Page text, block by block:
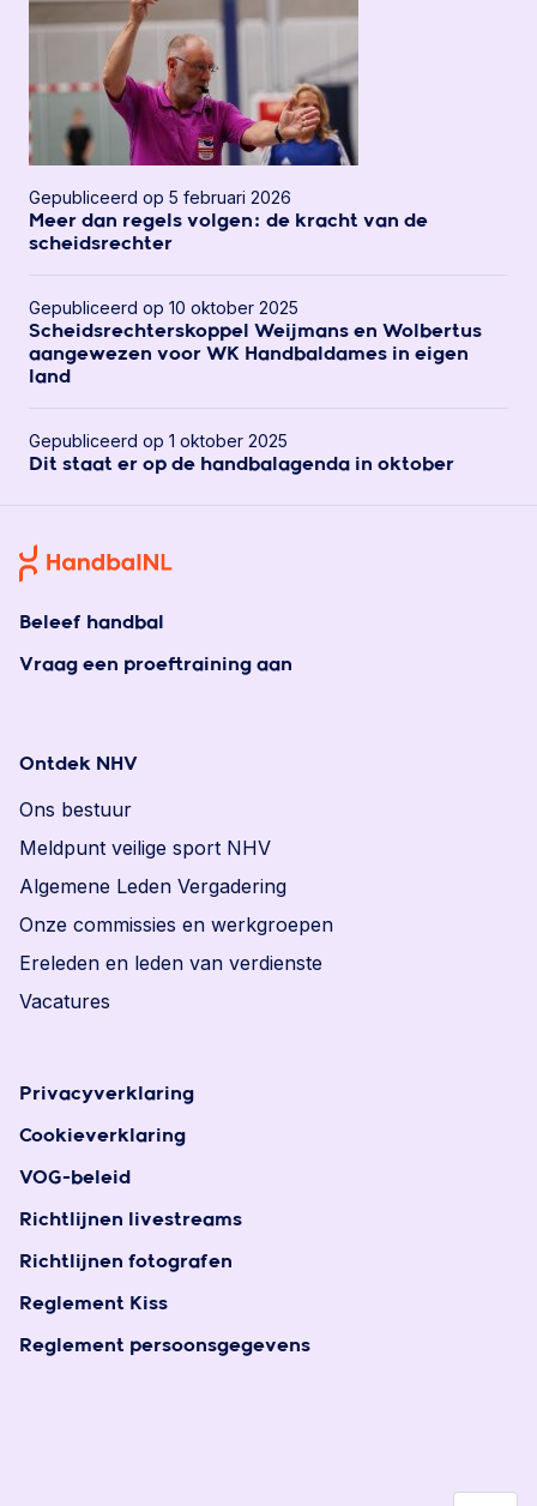
Gepubliceerd op 5 februari 2026
Meer dan regels volgen: de kracht van de
scheidsrechter
Gepubliceerd op 10 oktober 2025
Scheidsrechterskoppel Weijmans en Wolbertus
aangewezen voor WK Handbaldames in eigen
land
Gepubliceerd op 1 oktober 2025
Dit staat er op de handbalagenda in oktober
Beleef handbal
Vraag een proeftraining aan
Ontdek NHV
Ons bestuur
Meldpunt veilige sport NHV
Algemene Leden Vergadering
Onze commissies en werkgroepen
Ereleden en leden van verdienste
Vacatures
Privacyverklaring
Cookieverklaring
VOG-beleid
Richtlijnen livestreams
Richtlijnen fotografen
Reglement Kiss
Reglement persoonsgegevens